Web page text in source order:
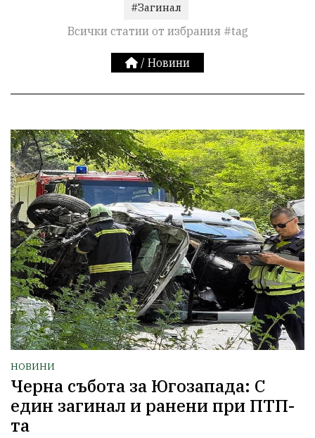
#Загинал
Всички статии от избрания #tag
/ Новини
НОВИНИ
Черна събота за Югозапада: С
един загинал и ранени при ПТП-
та